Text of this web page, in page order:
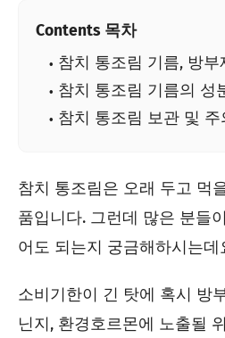
Contents 목차
참치 통조림 기름, 방부
참치 통조림 기름의 성
참치 통조림 보관 및 주
참치 통조림은 오래 두고 먹
품입니다. 그런데 많은 분들
어도 되는지 궁금해하시는데
소비기한이 긴 탓에 혹시 방
닌지, 환경호르몬에 노출될